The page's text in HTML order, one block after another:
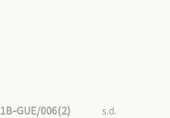
1B-GUE/006(2)
s.d.